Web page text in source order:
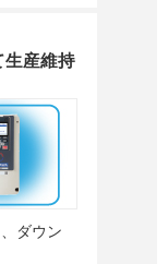
生産維持
ダウン